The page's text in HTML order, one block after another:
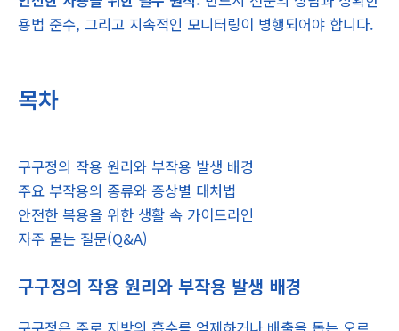
용법 준수, 그리고 지속적인 모니터링이 병행되어야 합니다.
목차
구구정의 작용 원리와 부작용 발생 배경
주요 부작용의 종류와 증상별 대처법
안전한 복용을 위한 생활 속 가이드라인
자주 묻는 질문(Q&A)
구구정의 작용 원리와 부작용 발생 배경